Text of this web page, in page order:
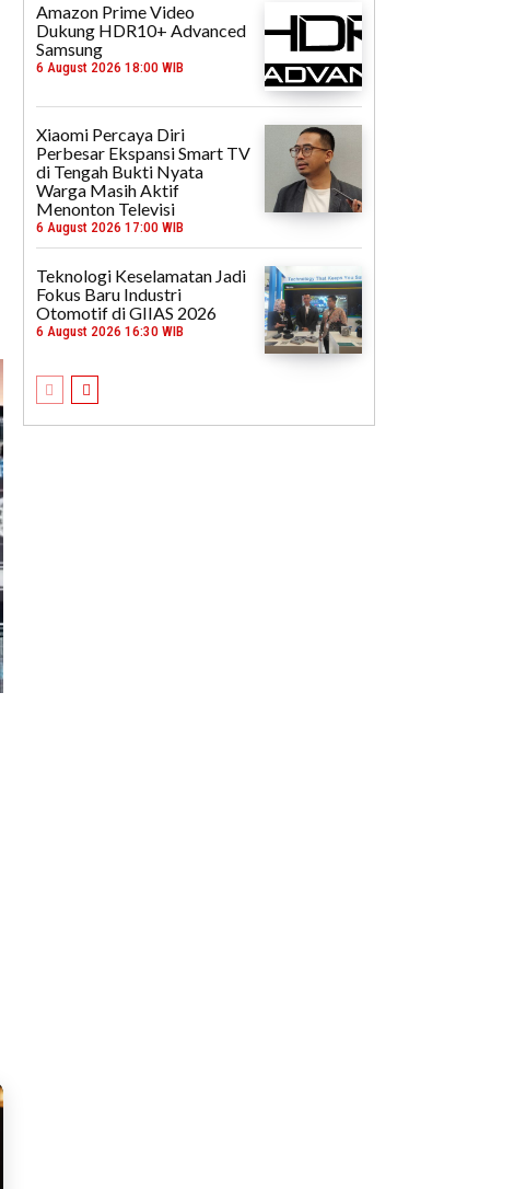
Amazon Prime Video
Dukung HDR10+ Advanced
Samsung
6 August 2026 18:00 WIB
Xiaomi Percaya Diri
Perbesar Ekspansi Smart TV
di Tengah Bukti Nyata
Warga Masih Aktif
Menonton Televisi
6 August 2026 17:00 WIB
Teknologi Keselamatan Jadi
Fokus Baru Industri
Otomotif di GIIAS 2026
6 August 2026 16:30 WIB